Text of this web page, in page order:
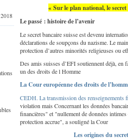
« Sur le plan national, le
Le passé : histoire de l’avenir
Le secret bancaire suisse est devenu
déclarations de soupçons du nazisme. Le
protection d’autres minorités religieuses ou
Des amis suisses d’EFI soutiennent déjà,
un des droits de l Homme
La Cour européenne des droits de
CEDH. La transmission des renseignements
violation mais Concernant les données
financières" et "nullement de données
protection accrue", a souligné la Cour
Les origines du